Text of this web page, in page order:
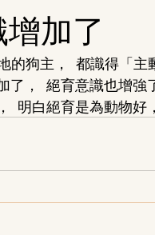
加了
狗主， 都識得「
了， 絕育意識也增
明白絕育是為動物好